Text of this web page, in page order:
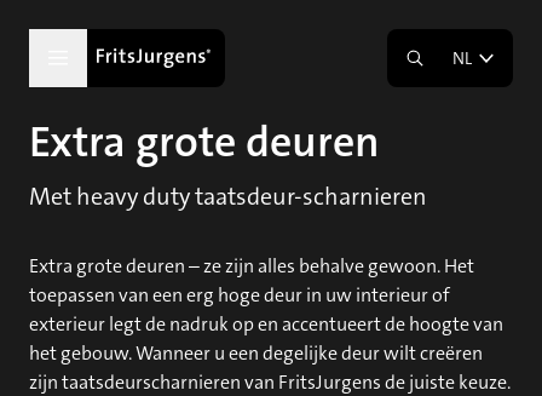
NL
Extra grote deuren
Met heavy duty taatsdeur-scharnieren
Extra grote deuren – ze zijn alles behalve gewoon. Het
toepassen van een erg hoge deur in uw interieur of
exterieur legt de nadruk op en accentueert de hoogte van
het gebouw. Wanneer u een degelijke deur wilt creëren
zijn taatsdeurscharnieren van FritsJurgens de juiste keuze.